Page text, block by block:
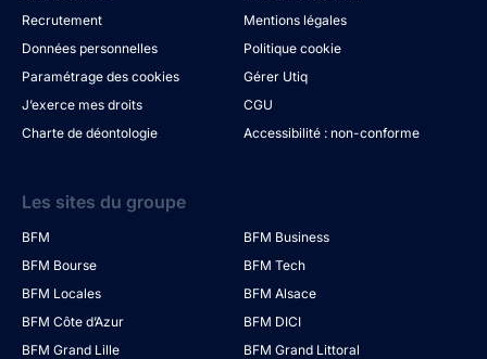
Recrutement
Mentions légales
Données personnelles
Politique cookie
Paramétrage des cookies
Gérer Utiq
J’exerce mes droits
CGU
Charte de déontologie
Accessibilité : non-conforme
Les sites du groupe
BFM
BFM Business
BFM Bourse
BFM Tech
BFM Locales
BFM Alsace
BFM Côte d’Azur
BFM DICI
BFM Grand Lille
BFM Grand Littoral